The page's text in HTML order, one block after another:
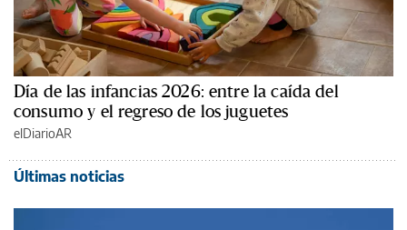
Día de las infancias 2026: entre la caída del
consumo y el regreso de los juguetes
elDiarioAR
Últimas noticias